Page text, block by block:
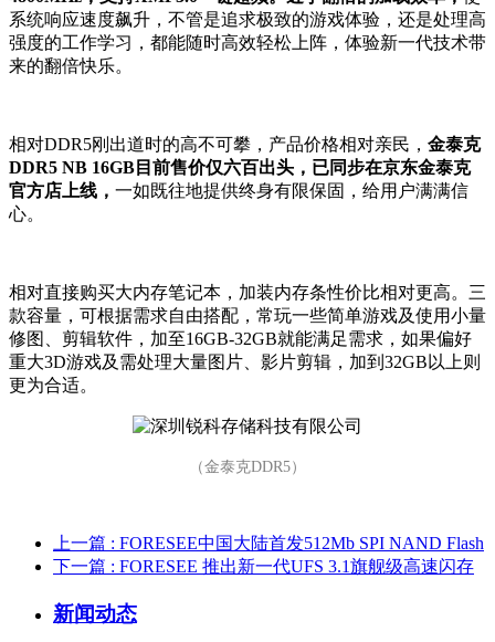
系统响应速度飙升，不管是追求极致的游戏体验，还是处理高
强度的工作学习，都能随时高效轻松上阵，体验新一代技术带
来的翻倍快乐。
相对DDR5刚出道时的高不可攀，产品价格相对亲民， 金泰克
DDR5 NB 16GB目前售价仅六百出头，已同步在京东金泰克
官方店上线， 一如既往地提供终身有限保固，给用户满满信
心。
相对直接购买大内存笔记本，加装内存条性价比相对更高。三
款容量，可根据需求自由搭配，常玩一些简单游戏及使用小量
修图、剪辑软件，加至16GB-32GB就能满足需求，如果偏好
重大3D游戏及需处理大量图片、影片剪辑，加到32GB以上则
更为合适。
（金泰克DDR5）
上一篇 : FORESEE中国大陆首发512Mb SPI NAND Flash
下一篇 : FORESEE 推出新一代UFS 3.1旗舰级高速闪存
新闻动态